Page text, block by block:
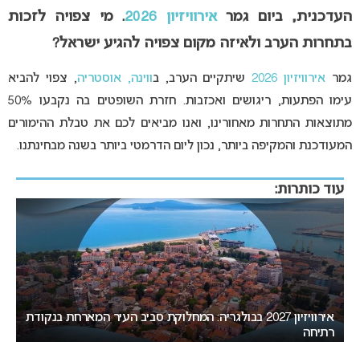
העדכנית, ביום גמראירוויזיון 2026
. מי צפויה לזכות
בתחרות הערב ולאיזה מקום צפויה להגיע ישראל?
גמר אירוויזיון 2026 שיתקיים הערב, בווינה, אוסטריה, צפוי להביא
עימו הפתעות, ריגושים ואכזבות. חזרת השופטים בה נקבעו 50%
מתוצאות התחרות מאחורינו, ואנו מביאים לכם את טבלת ההימורים
המעודכנת והמקיפה ביותר, נכון ליום הדרמטי ביותר בשנה מבחינתנו.
עוד כותרות:
המירוץ לאירוויזיון 2027: בורגס בדרך לחטוף לסופיה את האירוח